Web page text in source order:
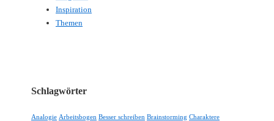
Inspiration
Themen
Schlagwörter
Analogie Arbeitsbogen Besser schreiben Brainstorming Charaktere